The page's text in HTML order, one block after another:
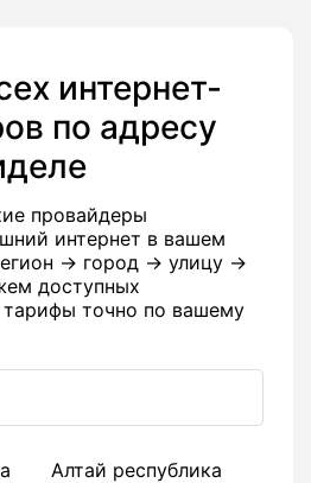
интернет-
по адресу
провайдеры
интернет в вашем
→ город → улицу →
доступных
точно по вашему
Алтай республика